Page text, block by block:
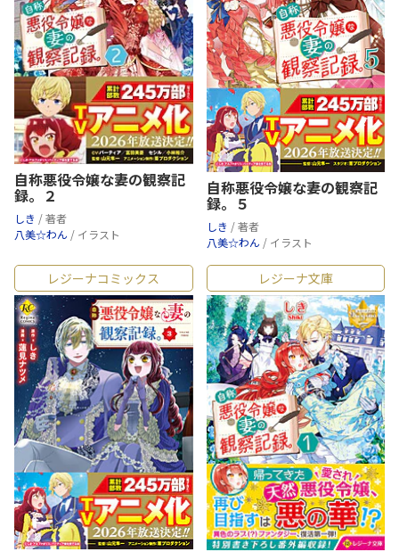
自称悪役令嬢な妻の観察記
録。２
しき / 著者
八美☆わん / イラスト
自称悪役令嬢な妻の観察記
録。５
しき / 著者
八美☆わん / イラスト
レジーナコミックス レジーナ文庫